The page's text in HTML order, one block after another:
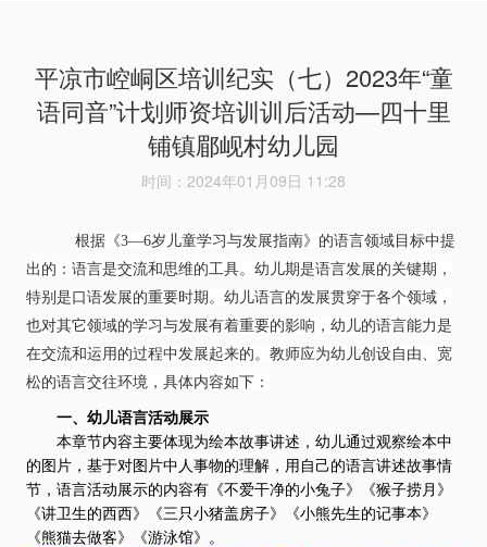
平凉市崆峒区培训纪实（七）2023年“童
语同音”计划师资培训训后活动—四十里
铺镇郿岘村幼儿园
时间：2024年01月09日 11:28
根据《3—6岁儿童学习与发展指南》的语言领域目标中提
出的：语言是交流和思维的工具。幼儿期是语言发展的关键期，
特别是口语发展的重要时期。幼儿语言的发展贯穿于各个领域，
也对其它领域的学习与发展有着重要的影响，幼儿的语言能力是
在交流和运用的过程中发展起来的。教师应为幼儿创设自由、宽
松的语言交往环境，具体内容如下：
一、幼儿语言活动展示
本章节内容主要体现为绘本故事讲述，幼儿通过观察绘本中
的图片，基于对图片中人事物的理解，用自己的语言讲述故事情
节，语言活动展示的内容有《不爱干净的小兔子》《猴子捞月》
《讲卫生的西西》《三只小猪盖房子》《小熊先生的记事本》
《熊猫去做客》《游泳馆》。